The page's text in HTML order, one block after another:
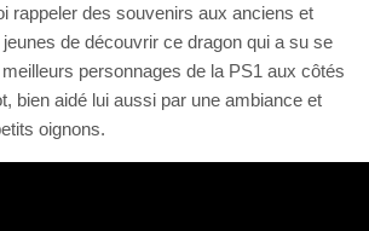
rappeler des souvenirs aux anciens et
de découvrir ce dragon qui a su se
personnages de la PS1 aux côtés
bien aidé lui aussi par une ambiance et
oignons.